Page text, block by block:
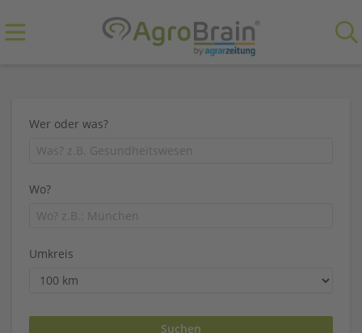
Wer oder was?
Wo?
Umkreis